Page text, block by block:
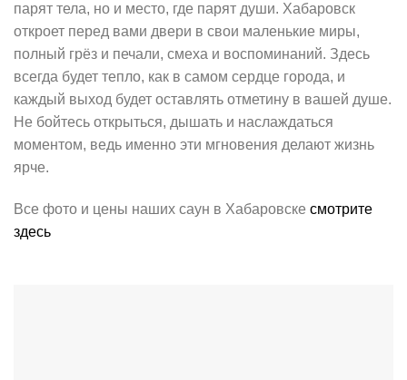
парят тела, но и место, где парят души. Хабаровск
откроет перед вами двери в свои маленькие миры,
полный грёз и печали, смеха и воспоминаний. Здесь
всегда будет тепло, как в самом сердце города, и
каждый выход будет оставлять отметину в вашей душе.
Не бойтесь открыться, дышать и наслаждаться
моментом, ведь именно эти мгновения делают жизнь
ярче.
Все фото и цены наших саун в Хабаровске смотрите
здесь